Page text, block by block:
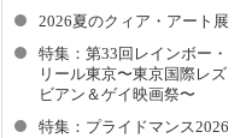
2026夏のクィア・アート展
特集：第33回レインボー・
リール東京〜東京国際レズ
ビアン＆ゲイ映画祭〜
特集：プライドマンス2026